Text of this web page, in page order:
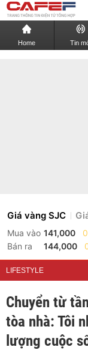
Home Tin
Giá vàng SJC
Mua vào 141,000
Bán ra
144,000
LIFESTYLE
Chuyển từ
tòa nhà: Tôi
lượng cuộc